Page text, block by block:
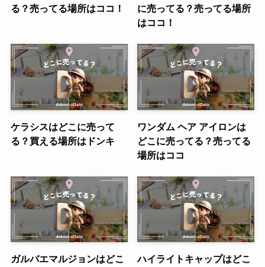
る？売ってる場所はココ！
に売ってる？売ってる場所
はココ！
ケラシスはどこに売って
る？買える場所はドンキ
ワンダム ヘア アイロンは
どこに売ってる？売ってる
場所はココ
ガルバエマルジョンはどこ
ハイライトキャップはどこ